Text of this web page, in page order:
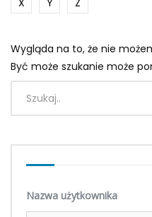
X
Y Z
Wygląda na to, że nie
Być może szukanie może
Nazwa użytkownika